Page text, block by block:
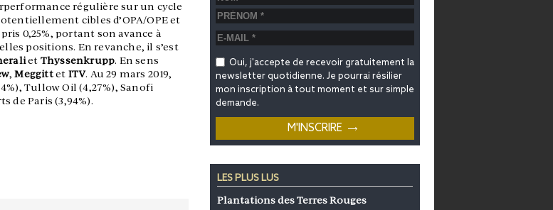
régulière sur un cycle
cibles d’OPA/OPE et
0,25%, portant son avance à
positions. En revanche, il s’est
et Thyssenkrupp. En sens
,Meggittet ITV. Au 29 mars 2019,
Tullow Oil (4,27%), Sanofi
de Paris (3,94%).
Oui, j'accepte de recevoir gratuitement la
newsletter quotidienne. Je pourrai résilier
mon inscription à tout moment et sur simple
demande.
LES PLUS LUS
Plantations des Terres Rouges